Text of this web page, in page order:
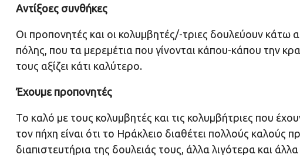
Αντίξοες συνθήκες
Οι προπονητές και οι κολυμβητές/-τριες δουλεύουν κάτω
πόλης, που τα μερεμέτια που γίνονται κάπου-κάπου την
τους αξίζει κάτι καλύτερο.
Έχουμε προπονητές
Το καλό με τους κολυμβητές και τις κολυμβήτριες που
τον πήχη είναι ότι το Ηράκλειο διαθέτει πολλούς καλούς
διαπιστευτήρια της δουλειάς τους, άλλα λιγότερα και